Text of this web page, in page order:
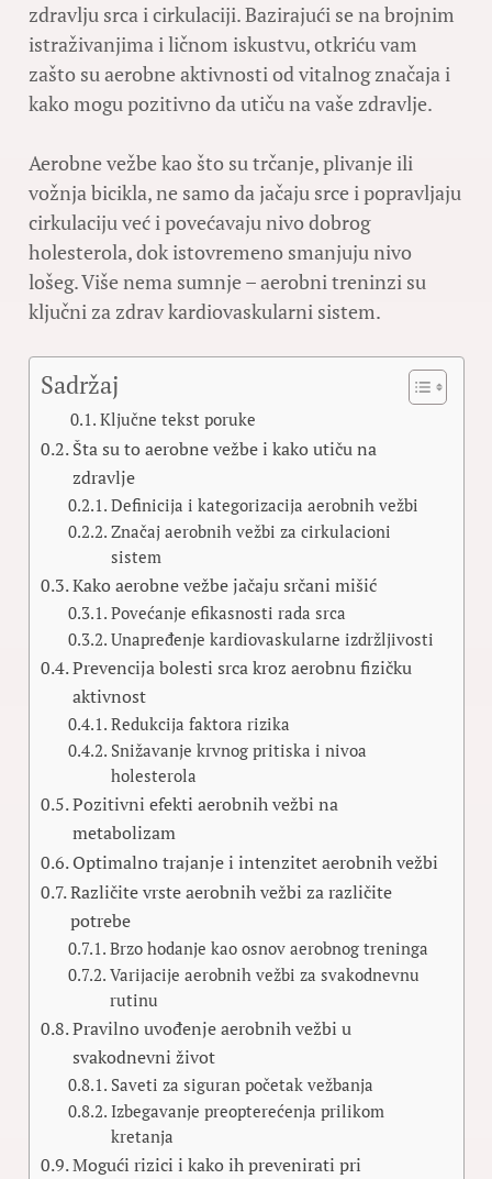
zdravlju srca i cirkulaciji. Bazirajući se na brojnim
istraživanjima i ličnom iskustvu, otkriću vam
zašto su aerobne aktivnosti od vitalnog značaja i
kako mogu pozitivno da utiču na vaše zdravlje.
Aerobne vežbe kao što su trčanje, plivanje ili
vožnja bicikla, ne samo da jačaju srce i popravljaju
cirkulaciju već i povećavaju nivo dobrog
holesterola, dok istovremeno smanjuju nivo
lošeg. Više nema sumnje – aerobni treninzi su
ključni za zdrav kardiovaskularni sistem.
Sadržaj
Ključne tekst poruke
Šta su to aerobne vežbe i kako utiču na
zdravlje
Definicija i kategorizacija aerobnih vežbi
Značaj aerobnih vežbi za cirkulacioni
sistem
Kako aerobne vežbe jačaju srčani mišić
Povećanje efikasnosti rada srca
Unapređenje kardiovaskularne izdržljivosti
Prevencija bolesti srca kroz aerobnu fizičku
aktivnost
Redukcija faktora rizika
Snižavanje krvnog pritiska i nivoa
holesterola
Pozitivni efekti aerobnih vežbi na
metabolizam
Optimalno trajanje i intenzitet aerobnih vežbi
Različite vrste aerobnih vežbi za različite
potrebe
Brzo hodanje kao osnov aerobnog treninga
Varijacije aerobnih vežbi za svakodnevnu
rutinu
Pravilno uvođenje aerobnih vežbi u
svakodnevni život
Saveti za siguran početak vežbanja
Izbegavanje preopterećenja prilikom
kretanja
Mogući rizici i kako ih prevenirati pri